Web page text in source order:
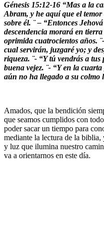
Génesis 15:12-16 “Mas a la
Abram, y he aquí que el
sobre él. ¨ – “Entonces
descendencia morará en
oprimida cuatrocientos años.
cual servirán, juzgaré yo; y
riqueza. ¨- “Y tú vendrás a tus
buena vejez. ¨- “Y en la
aún no ha llegado a su colmo
Amados, que la bendición
que seamos cumplidos con
poder sacar un tiempo para
mediante la lectura de la biblia,
y luz que ilumina nuestro
va a orientarnos en este día.